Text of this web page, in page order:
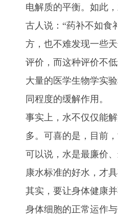
电解质的平衡。如此
古人说：“药补不如食
方，也不难发现一些
评价，而这种评价不
大量的医学生物学实
同程度的缓解作用。
事实上，水不仅仅能
多。可喜的是，目前
可以说，水是最廉价
康水标准的好水，才
其实，要让身体健康
身体细胞的正常运作与